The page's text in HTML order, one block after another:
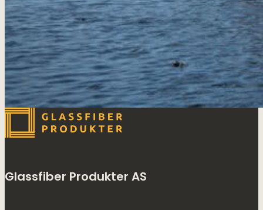
Glassfiber Produkter AS